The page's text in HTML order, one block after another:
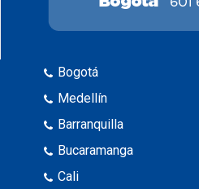
Bogotá
Medellín
Barranquilla
Bucaramanga
Cali